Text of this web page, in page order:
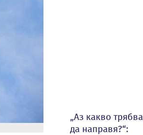
„Аз какво трябва
да направя?“: